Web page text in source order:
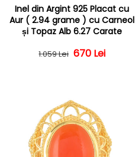
Inel din Argint 925 Placat cu
Aur ( 2.94 grame ) cu Carneol
și Topaz Alb 6.27 Carate
Preț obișnuit
1.059 Lei Preț redus
670 Lei